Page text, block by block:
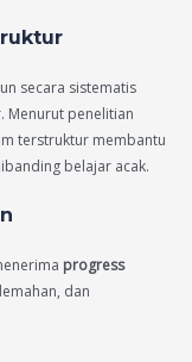
secara sistematis
Menurut penelitian
terstruktur membantu
belajar acak.
progress
dan